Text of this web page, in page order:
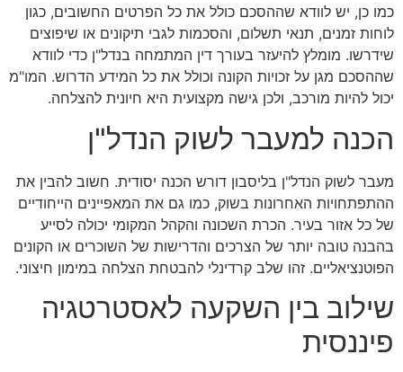
כמו כן, יש לוודא שההסכם כולל את כל הפרטים החשובים, כגון
לוחות זמנים, תנאי תשלום, והסכמות לגבי תיקונים או שיפוצים
שידרשו. מומלץ להיעזר בעורך דין המתמחה בנדל"ן כדי לוודא
שההסכם מגן על זכויות הקונה וכולל את כל המידע הדרוש. המו"מ
יכול להיות מורכב, ולכן גישה מקצועית היא חיונית להצלחה.
הכנה למעבר לשוק הנדל"ן
מעבר לשוק הנדל"ן בליסבון דורש הכנה יסודית. חשוב להבין את
ההתפתחויות האחרונות בשוק, כמו גם את המאפיינים הייחודיים
של כל אזור בעיר. הכרת השכונה והקהל המקומי יכולה לסייע
בהבנה טובה יותר של הצרכים והדרישות של השוכרים או הקונים
הפוטנציאליים. זהו שלב קרדינלי להבטחת הצלחה במימון חיצוני.
שילוב בין השקעה לאסטרטגיה
פיננסית